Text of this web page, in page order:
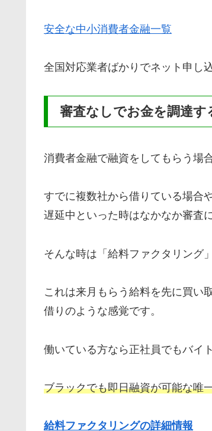
安全な中小消費者金融一覧
全国対応業者ばかりでネット申し
審査なしでお金を調達す
消費者金融で融資をしてもらう場
すでに複数社から借りている場合
遅延中といった時はなかなか審査
そんな時は「給料ファクタリング
これは来月もらう給料を先に買い
借りのような感覚です。
働いている方なら正社員でもバイ
ブラックでも即日融資が可能な唯
給料ファクタリングの詳細情報